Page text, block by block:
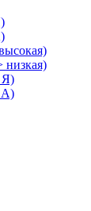
низкая)
Я)
А)